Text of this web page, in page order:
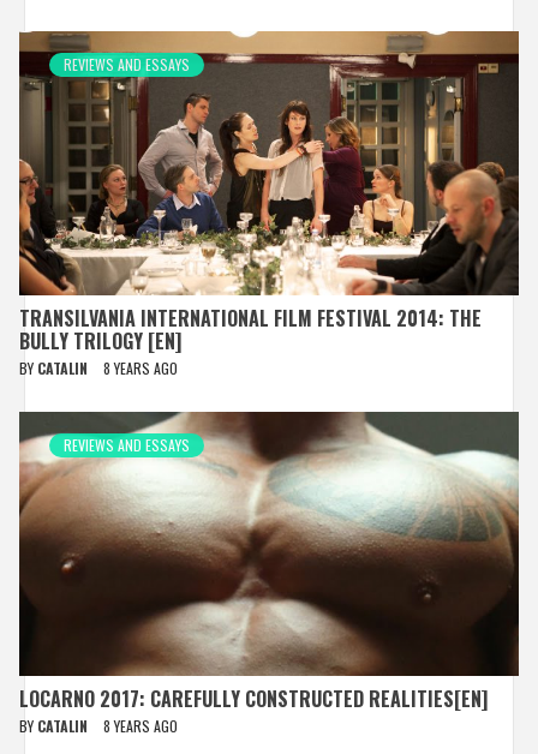
REVIEWS AND ESSAYS
TRANSILVANIA INTERNATIONAL FILM FESTIVAL 2014: THE
BULLY TRILOGY [EN]
BY CATALIN 8 YEARS AGO
REVIEWS AND ESSAYS
LOCARNO 2017: CAREFULLY CONSTRUCTED REALITIES[EN]
BY CATALIN 8 YEARS AGO